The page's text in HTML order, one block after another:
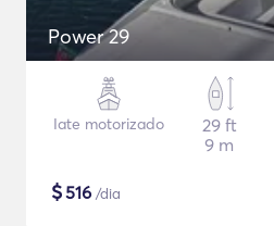
Power 29
Iate motorizado
29 ft
9 m
$516 /dia